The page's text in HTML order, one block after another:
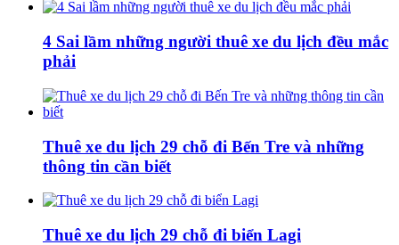
4 Sai lầm những người thuê xe du lịch đều mắc
phải
Thuê xe du lịch 29 chỗ đi Bến Tre và những
thông tin cần biết
Thuê xe du lịch 29 chỗ đi biển Lagi